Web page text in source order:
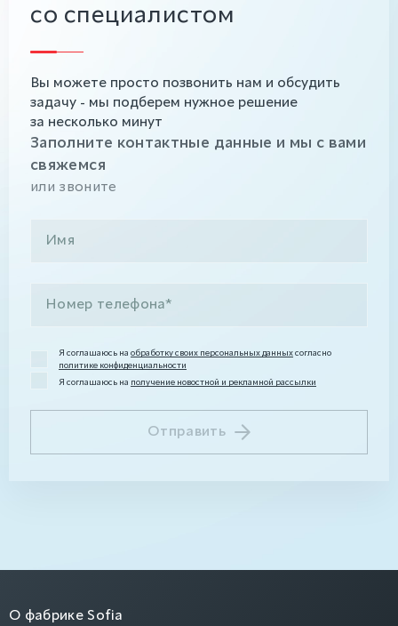
со специалистом
Вы можете просто позвонить нам и обсудить
задачу - мы подберем нужное решение
за несколько минут
Заполните контактные данные и мы с вами
свяжемся
или звоните
Я соглашаюсь на обработку своих персональных данных согласно
политике конфиденциальности
Я соглашаюсь на получение новостной и рекламной рассылки
Отправить
О фабрике Sofia